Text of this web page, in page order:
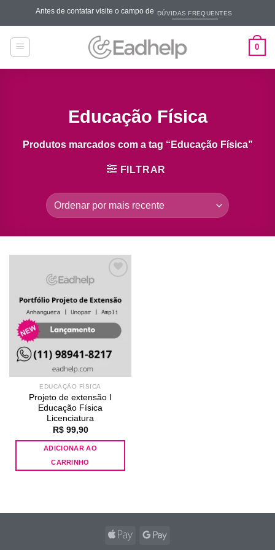
content
Antes de contatar visite o campo de DÚVIDAS FREQUENTES
0
Educação Física
Produtos marcados com a tag “Educação Física”
FILTRAR
wishlist
EDUCAÇÃO FÍSICA
Projeto de extensão I
Educação Física
Licenciatura
R$99,90
ADICIONAR AO
CARRINHO